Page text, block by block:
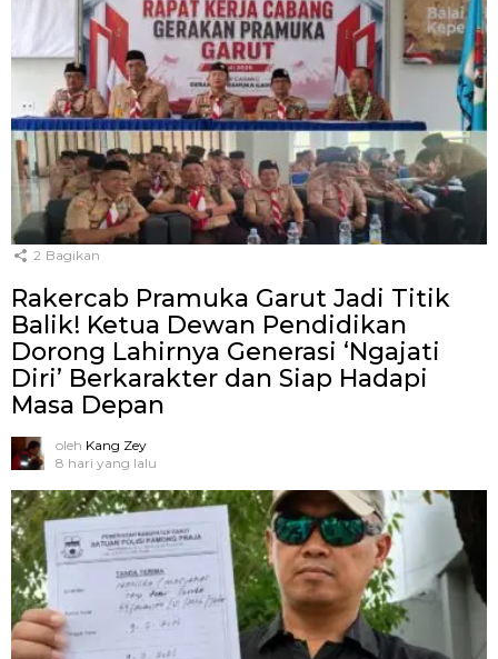
2 Bagikan
Rakercab Pramuka Garut Jadi Titik
Balik! Ketua Dewan Pendidikan
Dorong Lahirnya Generasi ‘Ngajati
Diri’ Berkarakter dan Siap Hadapi
Masa Depan
oleh Kang Zey
8 hari yang lalu